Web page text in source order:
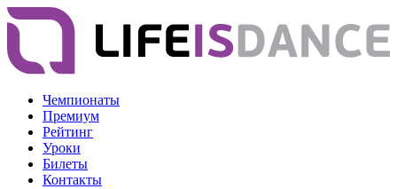
Чемпионаты
Премиум
Рейтинг
Уроки
Билеты
Контакты